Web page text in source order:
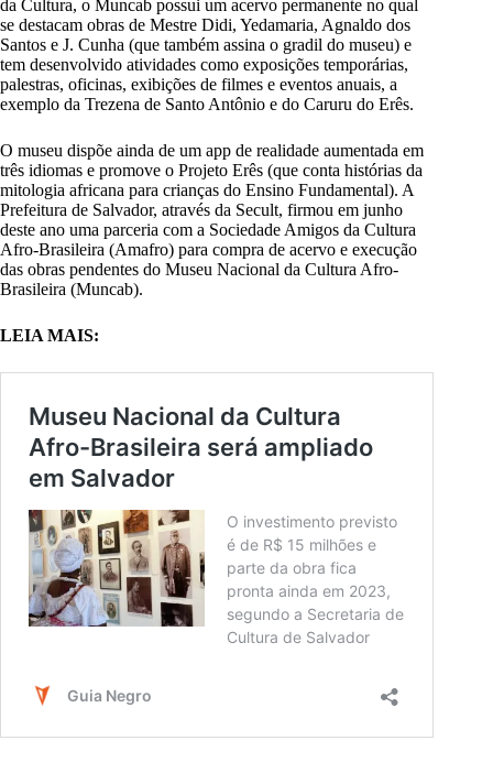
da Cultura, o Muncab possui um acervo permanente no qual
se destacam obras de Mestre Didi, Yedamaria, Agnaldo dos
Santos e J. Cunha (que também assina o gradil do museu) e
tem desenvolvido atividades como exposições temporárias,
palestras, oficinas, exibições de filmes e eventos anuais, a
exemplo da Trezena de Santo Antônio e do Caruru do Erês.
O museu dispõe ainda de um app de realidade aumentada em
três idiomas e promove o Projeto Erês (que conta histórias da
mitologia africana para crianças do Ensino Fundamental). A
Prefeitura de Salvador, através da Secult, firmou em junho
deste ano uma parceria com a Sociedade Amigos da Cultura
Afro-Brasileira (Amafro) para compra de acervo e execução
das obras pendentes do Museu Nacional da Cultura Afro-
Brasileira (Muncab).
LEIA MAIS: